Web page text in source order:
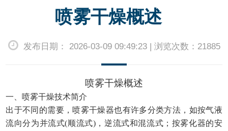
讯
我
们
喷雾干燥概述
发布日期： 2026-03-09 09:49:23 | 浏览次数：21885
喷雾干燥概述
一、喷雾干燥技术简介
出于不同的需要，喷雾干燥器也有许多分类方法，如按气液
流向分为并流式(顺流式)，逆流式和混流式；按雾化器的安